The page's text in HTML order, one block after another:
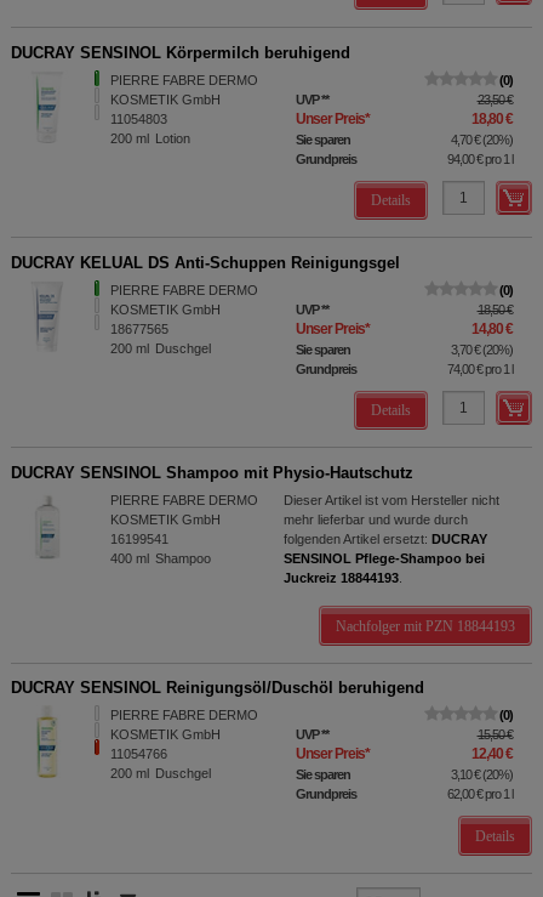
DUCRAY SENSINOL Körpermilch beruhigend
PIERRE FABRE DERMO
KOSMETIK GmbH
11054803
200 ml Lotion
0
UVP** 23,50 €
Unser Preis* 18,80 €
Sie sparen 4,70 €(20%)
Grundpreis
94,00 €pro 1 l
Details
DUCRAY KELUAL DS Anti-Schuppen Reinigungsgel
PIERRE FABRE DERMO
KOSMETIK GmbH
18677565
200 ml Duschgel
0
UVP** 18,50 €
Unser Preis* 14,80 €
Sie sparen 3,70 €(20%)
Grundpreis
74,00 €pro 1 l
Details
DUCRAY SENSINOL Shampoo mit Physio-Hautschutz
PIERRE FABRE DERMO
KOSMETIK GmbH
16199541
400 ml Shampoo
Dieser Artikel ist vom Hersteller nicht
mehr lieferbar und wurde durch
folgenden Artikel ersetzt: DUCRAY
SENSINOL Pflege-Shampoo bei
Juckreiz 18844193.
Nachfolger mit PZN 18844193
DUCRAY SENSINOL Reinigungsöl/Duschöl beruhigend
PIERRE FABRE DERMO
KOSMETIK GmbH
11054766
200 ml Duschgel
0
UVP** 15,50 €
Unser Preis* 12,40 €
Sie sparen 3,10 €(20%)
Grundpreis
62,00 €pro 1 l
Details